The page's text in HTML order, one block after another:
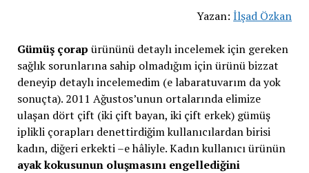
Yazan:İlşad Özkan
Gümüş çorap ürününü detaylı incelemek için gereken
sağlık sorunlarına sahip olmadığım için ürünü bizzat
deneyip detaylı incelemedim (e labaratuvarım da yok
sonuçta). 2011 Ağustos’unun ortalarında elimize
ulaşan dört çift (iki çift bayan, iki çift erkek) gümüş
iplikli çorapları denettirdiğim kullanıcılardan birisi
kadın, diğeri erkekti –e hâliyle. Kadın kullanıcı ürünün
ayak kokusunun oluşmasını engellediğini